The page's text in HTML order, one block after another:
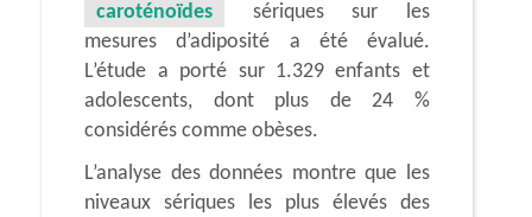
caroténoïdes
sériques sur les
mesures d’adiposité a été évalué.
L’étude a porté sur 1.329 enfants et
adolescents, dont plus de 24 %
considérés comme obèses.
L’analyse des données montre que les
niveaux sériques les plus élevés des